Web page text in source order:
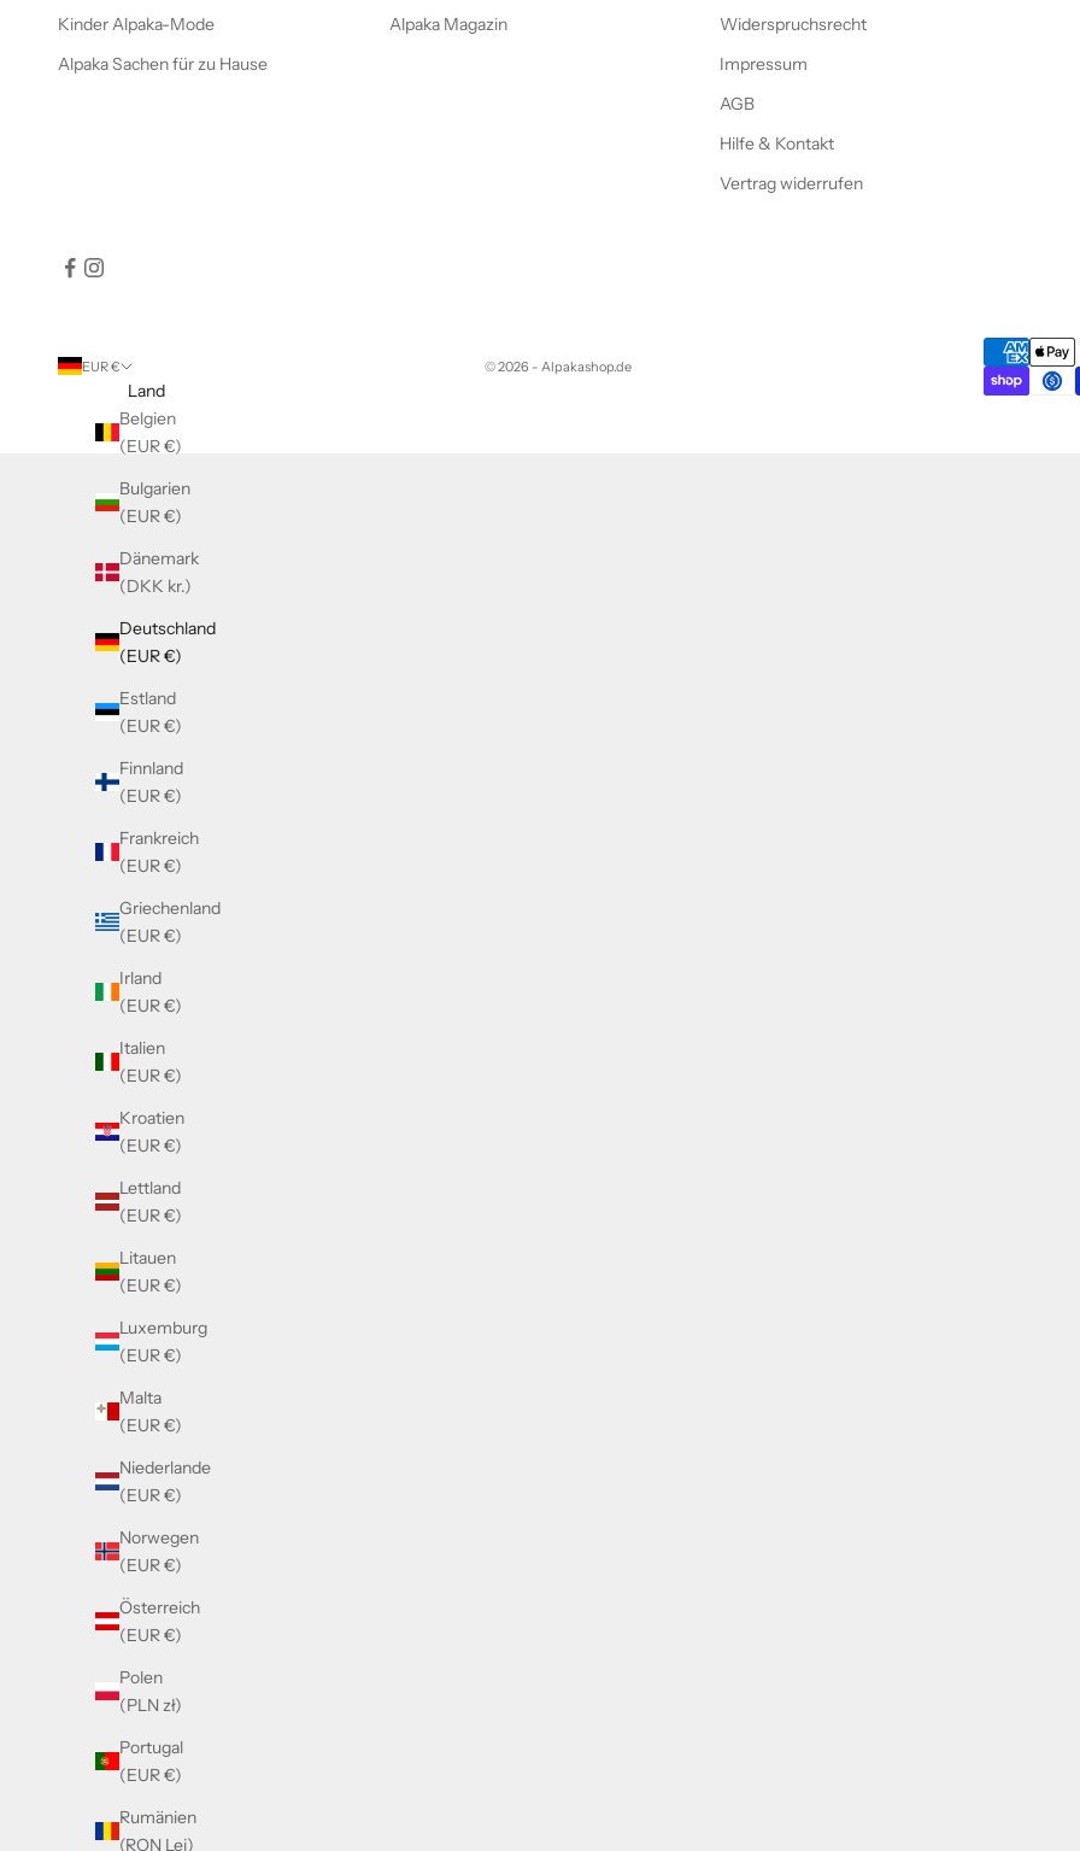
Kinder Alpaka-Mode
Alpaka Sachen für zu Hause
Alpaka Magazin
Widerspruchsrecht
Impressum
AGB
Hilfe & Kontakt
Vertrag widerrufen
EUR €
Land
Belgien
(EUR €)
Bulgarien
(EUR €)
Dänemark
(DKK kr.)
Deutschland
(EUR €)
Estland
(EUR €)
Finnland
(EUR €)
Frankreich
(EUR €)
Griechenland
(EUR €)
Irland
(EUR €)
Italien
(EUR €)
Kroatien
(EUR €)
Lettland
(EUR €)
Litauen
(EUR €)
Luxemburg
(EUR €)
Malta
(EUR €)
Niederlande
(EUR €)
Norwegen
(EUR €)
Österreich
(EUR €)
Polen
(PLN zł)
Portugal
(EUR €)
Rumänien
(RON Lei)
© 2026 - Alpakashop.de